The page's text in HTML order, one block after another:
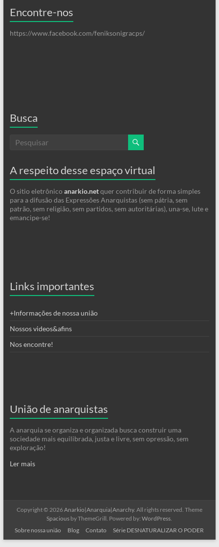
Encontre-nos
https://www.facebook.com/feniksonigracps/
Busca
A respeito desse espaço virtual
O sitio eletrônico anarkio.netquer contribuir de forma simples
para a difusão das Expressões Anarquistas (sem pátria, sem
patrão, sem religião, sem partidos, sem autoritárias), una-se, lute e
emancipe-se!
Links importantes
+Informações de nossa união
Nossos videos&afins
Nos encontre!
União de anarquistas
A anarquia se organiza e organizada busca construir uma
sociedade mais equilibrada, justa e livre, sem opressão, sem
exploração!
Ler mais
Copyright © 2026Anarkio|Anarquia|Anarchy. All rights reserved. Theme
Spacious by ThemeGrill. Powered by:WordPress
Sobre nossa união
Blog Contato Série DESNATURALIZAR O PODER